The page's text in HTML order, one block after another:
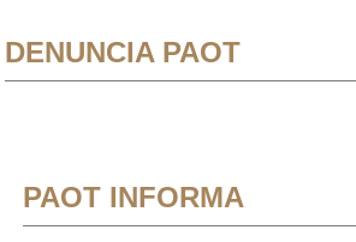
DENUNCIA PAOT
PAOT INFORMA